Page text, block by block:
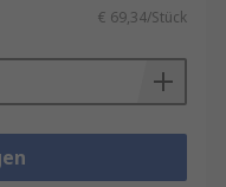
€ 69,34/Stück